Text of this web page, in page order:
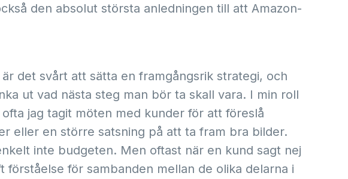
den absolut största anledningen till att Amazon-
det svårt att sätta en framgångsrik strategi, och
ut vad nästa steg man bör ta skall vara. I min roll
jag tagit möten med kunder för att föreslå
eller en större satsning på att ta fram bra bilder.
inte budgeten. Men oftast när en kund sagt nej
förståelse för sambanden mellan de olika delarna i